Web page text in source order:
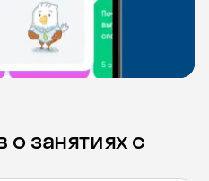
занятиях с